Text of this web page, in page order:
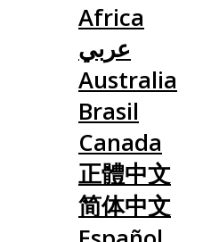
Africa
عربي
Australia
Brasil
Canada
正體中文
简体中文